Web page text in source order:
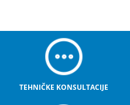
TEHNIČKE KONSULTACIJE